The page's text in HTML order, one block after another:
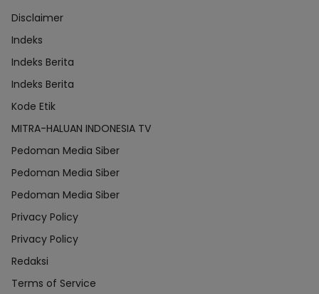
Disclaimer
Indeks
Indeks Berita
Indeks Berita
Kode Etik
MITRA-HALUAN INDONESIA TV
Pedoman Media Siber
Pedoman Media Siber
Pedoman Media Siber
Privacy Policy
Privacy Policy
Redaksi
Terms of Service